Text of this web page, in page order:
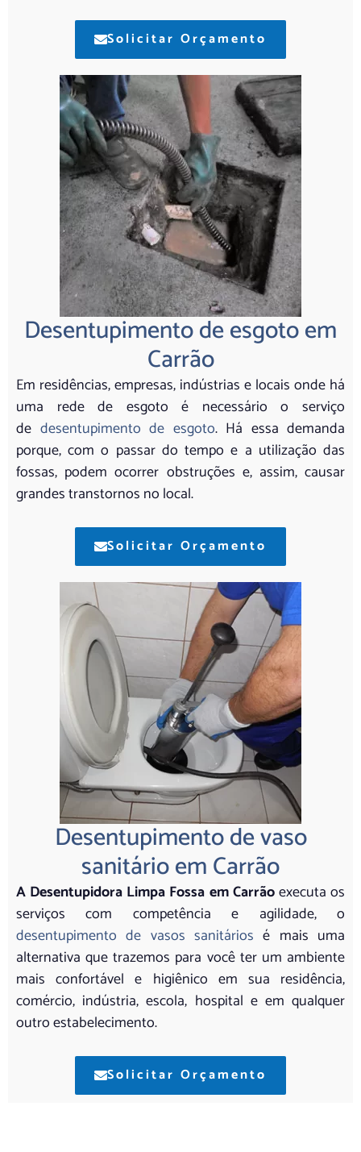
Solicitar Orçamento
Desentupimento de esgoto em
Carrão
Em residências, empresas, indústrias e locais onde há
uma rede de esgoto é necessário o serviço
de desentupimento de esgoto. Há essa demanda
porque, com o passar do tempo e a utilização das
fossas, podem ocorrer obstruções e, assim, causar
grandes transtornos no local.
Solicitar Orçamento
Desentupimento de vaso
sanitário em Carrão
A Desentupidora Limpa Fossa em Carrãoexecuta os
serviços com competência e agilidade, o
desentupimento de vasos sanitários é mais uma
alternativa que trazemos para você ter um ambiente
mais confortável e higiênico em sua residência,
comércio, indústria, escola, hospital e em qualquer
outro estabelecimento.
Solicitar Orçamento